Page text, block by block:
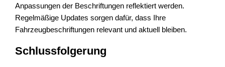
Anpassungen der Beschriftungen reflektiert werden.
Regelmäßige Updates sorgen dafür, dass Ihre
Fahrzeugbeschriftungen relevant und aktuell bleiben.
Schlussfolgerung